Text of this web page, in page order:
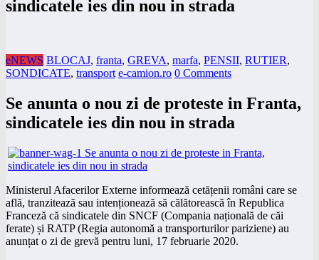
sindicatele ies din nou in strada
eNEWS BLOCAJ, franta, GREVA, marfa, PENSII, RUTIER,
SONDICATE, transport e-camion.ro 0 Comments
Se anunta o nou zi de proteste in Franta,
sindicatele ies din nou in strada
Ministerul Afacerilor Externe informează cetățenii români care se
află, tranzitează sau intenționează să călătorească în Republica
Franceză că sindicatele din SNCF (Compania națională de căi
ferate) și RATP (Regia autonomă a transporturilor pariziene) au
anunțat o zi de grevă pentru luni, 17 februarie 2020.